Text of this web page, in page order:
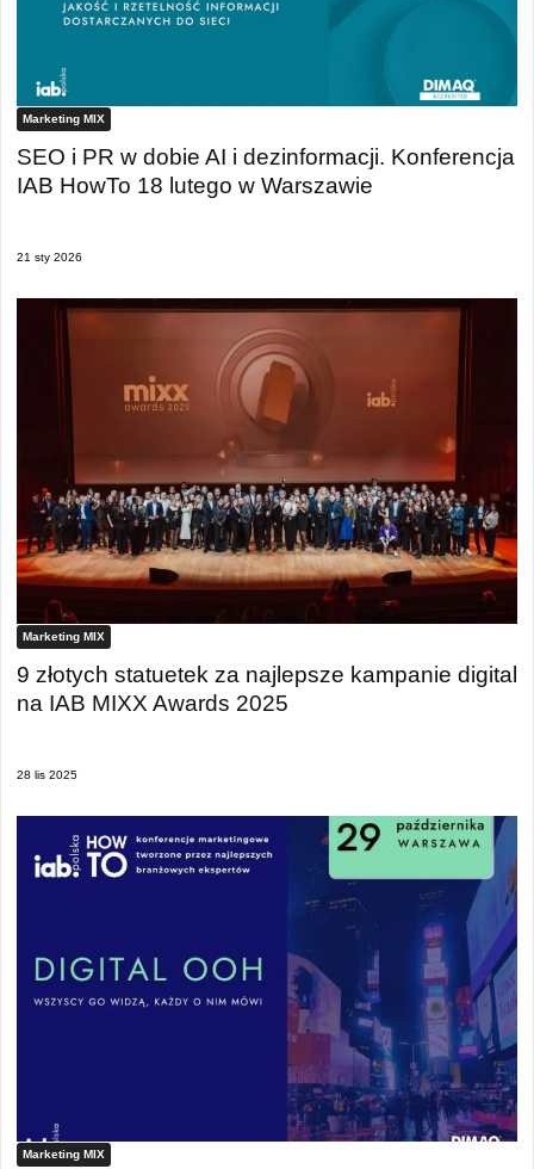
Marketing MIX
SEO i PR w dobie AI i dezinformacji. Konferencja
IAB HowTo 18 lutego w Warszawie
21 sty 2026
Marketing MIX
9 złotych statuetek za najlepsze kampanie digital
na IAB MIXX Awards 2025
28 lis 2025
Marketing MIX